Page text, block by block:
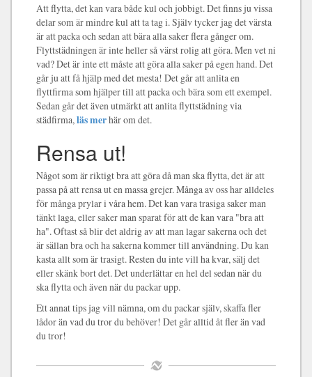
Att flytta, det kan vara både kul och jobbigt. Det finns ju vissa
delar som är mindre kul att ta tag i. Själv tycker jag det värsta
är att packa och sedan att bära alla saker flera gånger om.
Flyttstädningen är inte heller så värst rolig att göra. Men vet ni
vad? Det är inte ett måste att göra alla saker på egen hand. Det
går ju att få hjälp med det mesta! Det går att anlita en
flyttfirma som hjälper till att packa och bära som ett exempel.
Sedan går det även utmärkt att anlita flyttstädning via
städfirma, läs merhär om det.
Rensa ut!
Något som är riktigt bra att göra då man ska flytta, det är att
passa på att rensa ut en massa grejer. Många av oss har alldeles
för många prylar i våra hem. Det kan vara trasiga saker man
tänkt laga, eller saker man sparat för att de kan vara "bra att
ha". Oftast så blir det aldrig av att man lagar sakerna och det
är sällan bra och ha sakerna kommer till användning. Du kan
kasta allt som är trasigt. Resten du inte vill ha kvar, sälj det
eller skänk bort det. Det underlättar en hel del sedan när du
ska flytta och även när du packar upp.
Ett annat tips jag vill nämna, om du packar själv, skaffa fler
lådor än vad du tror du behöver! Det går alltid åt fler än vad
du tror!